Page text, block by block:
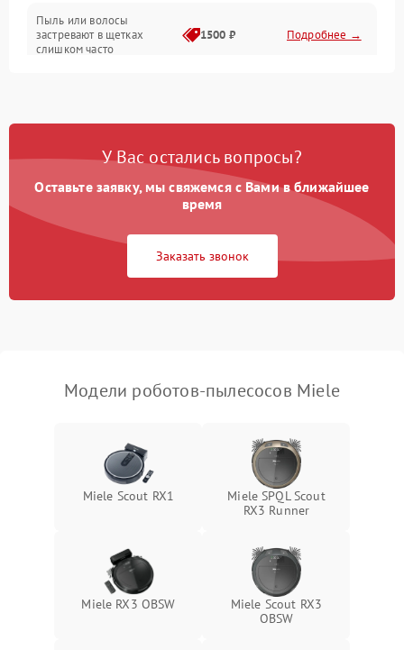
Программные сбои
Пыль или волосы
застревают в щетках
слишком часто
1500 ₽ Подробнее →
У Вас остались вопросы?
Оставьте заявку, мы свяжемся с Вами в ближайшее
время
Заказать звонок
Модели роботов-пылесосов Miele
Miele Scout RX1
Miele SPQL Scout
RX3 Runner
Miele RX3 OBSW
Miele Scout RX3
OBSW